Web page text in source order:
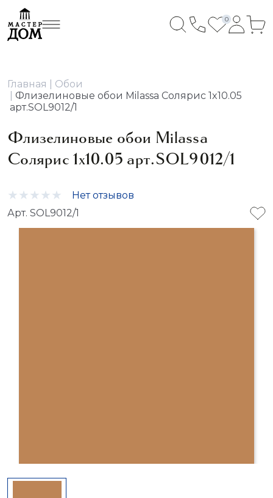
0
Главная
Обои
Флизелиновые обои Milassa Солярис 1x10.05
арт.SOL9012/1
Флизелиновые обои Milassa
Солярис 1x10.05 арт.SOL9012/1
Нет отзывов
Арт. SOL9012/1